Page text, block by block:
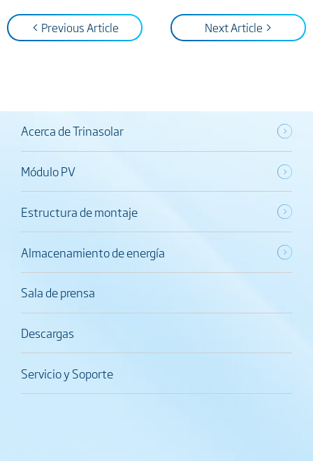
< Previous Article Next Article >
Acerca de Trinasolar
Módulo PV
Estructura de montaje
Almacenamiento de energía
Sala de prensa
Descargas
Servicio y Soporte